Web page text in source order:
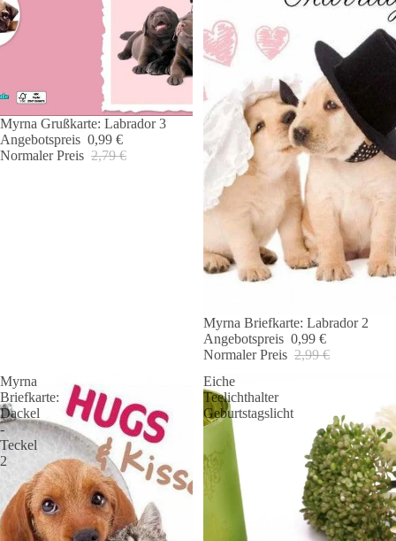
Angebot 🐾
Myrna Grußkarte: Labrador 3
Angebotspreis 0,99 €
Normaler Preis 2,79 €
Angebot 🐾
Myrna Briefkarte: Labrador 2
Angebotspreis 0,99 €
Normaler Preis 2,99 €
Myrna
Briefkarte:
Dackel
-
Teckel
2
Eiche
Teelichthalter
Geburtstagslicht